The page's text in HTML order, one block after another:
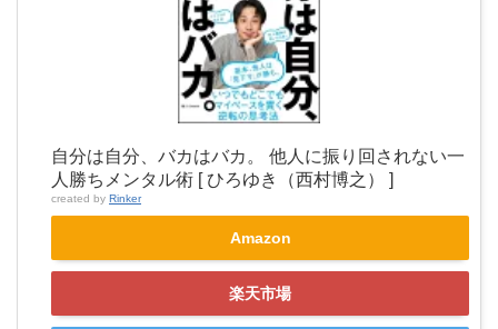
自分は自分、バカはバカ。 他人に振り回されない一
人勝ちメンタル術 [ ひろゆき（西村博之） ]
created by Rinker
Amazon
楽天市場